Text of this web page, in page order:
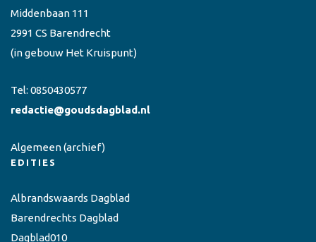
Middenbaan 111
2991 CS Barendrecht
(in gebouw Het Kruispunt)
Tel: 0850430577
redactie@goudsdagblad.nl
Algemeen(archief)
EDITIES
Albrandswaards Dagblad
Barendrechts Dagblad
Dagblad010